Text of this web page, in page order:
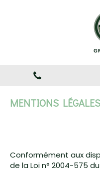
MENTIONS LÉGALES
Conformément aux
de la Loi n° 2004-575